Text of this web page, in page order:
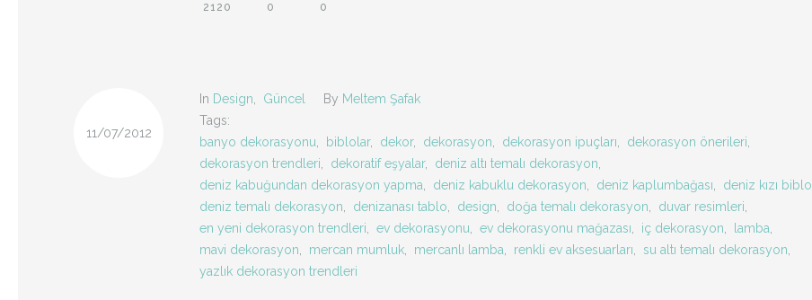
2120 0 0
11/07/2012
In Design Güncel By Meltem Şafak
Tags:
banyo dekorasyonu
biblolar, dekor, dekorasyon dekorasyon ipuçları dekorasyon önerileri
dekorasyon trendleri
dekoratif eşyalar, deniz altı temalı dekorasyon
deniz kabuğundan dekorasyon yapma
deniz kabuklu dekorasyon deniz kaplumbağası deniz kızı biblo
deniz temalı dekorasyon
denizanası tablo design doğa temalı dekorasyon duvar resimleri
en yeni dekorasyon trendleri
ev dekorasyonu ev dekorasyonu mağazası iç dekorasyon lamba
mavi dekorasyon
mercan mumluk mercanlı lamba renkli ev aksesuarları su altı temalı dekorasyon
yazlık dekorasyon trendleri